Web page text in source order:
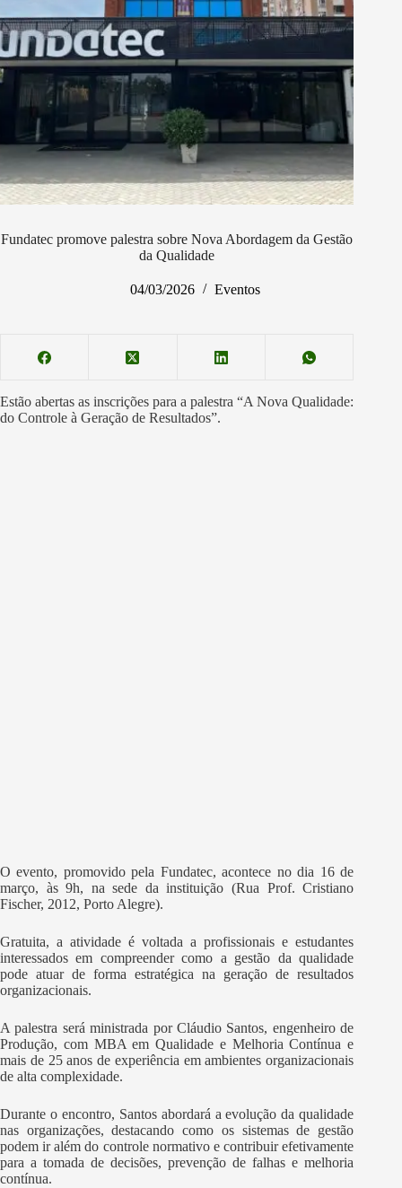
Fundatec promove palestra sobre Nova Abordagem da Gestão
da Qualidade
04/03/2026 Eventos
Estão abertas as inscrições para a palestra “A Nova Qualidade:
do Controle à Geração de Resultados”.
O evento, promovido pela Fundatec, acontece no dia 16 de
março, às 9h, na sede da instituição (Rua Prof. Cristiano
Fischer, 2012, Porto Alegre).
Gratuita, a atividade é voltada a profissionais e estudantes
interessados em compreender como a gestão da qualidade
pode atuar de forma estratégica na geração de resultados
organizacionais.
A palestra será ministrada por Cláudio Santos, engenheiro de
Produção, com MBA em Qualidade e Melhoria Contínua e
mais de 25 anos de experiência em ambientes organizacionais
de alta complexidade.
Durante o encontro, Santos abordará a evolução da qualidade
nas organizações, destacando como os sistemas de gestão
podem ir além do controle normativo e contribuir efetivamente
para a tomada de decisões, prevenção de falhas e melhoria
contínua.